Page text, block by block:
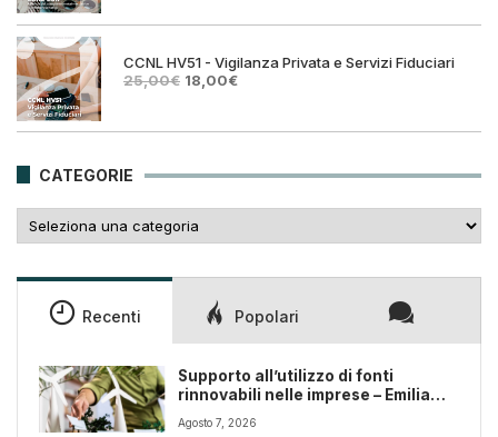
originale
25,00€.
attuale
18,00€.
CCNL HV51 - Vigilanza Privata e Servizi Fiduciari
25,00€ Il
era:
18,00€Il
è:
CATEGORIE
Recenti Popolari
Supporto all’utilizzo di fonti
rinnovabili nelle imprese – Emilia
Romagna
Agosto 7, 2026